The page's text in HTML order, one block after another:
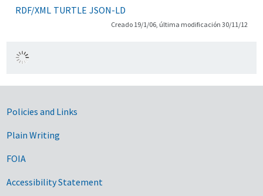
RDF/XML TURTLE JSON-LD
Creado 19/1/06, última modificación 30/11/12
Government Links
Policies and Links
Plain Writing
FOIA
Accessibility Statement